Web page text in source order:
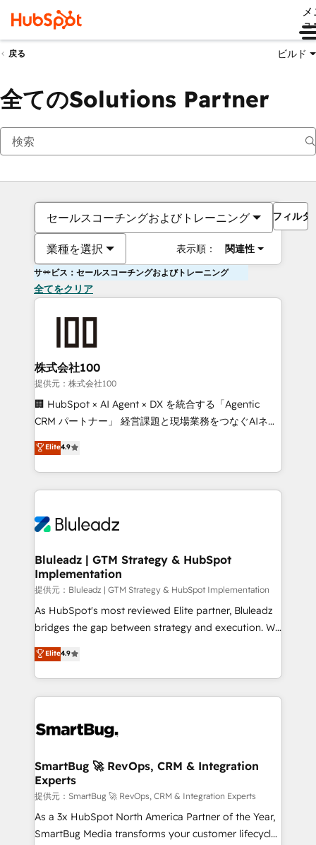
ュ
戻る ビルド
全てのSolutions Partner
セールスコーチングおよびトレーニング
業種を選択 表示順： 関連性
フィルタ
サービス：セールスコーチングおよびトレーニング
全てをクリア
株式会社100
提供元：株式会社100
🏢 HubSpot × AI Agent × DX を統合する「Agentic
CRM パートナー」 経営課題と現場業務をつなぐAIネイ
ティブ・エージェンシーとして、HubSpot Eliteの実装
力で顧客フロント業務を再設計します。 💡 100inc は何
をする会社か？ HubSpotを共通基盤に、AIエージェン
トを組み込んだ顧客フロント業務（マーケティング・営
ィブ・エージェンシーです。事業部・グループ会社・部
を、CRMを軸とした全社共通基盤に再構築します。意
思決定者・PMO・現場担当者に並走します。 1️⃣
HubSpot導入・活用支援 顧客データの一元化から、
GTMの見える化・自動化まで。全Hub統合運用、デー
タ品質設計、グループ横断のCRM統合に対応します。
の一部をAIが自律実行する組織への移行を設計・実装。
Breeze・Claude等をHubSpotと連携させ、役割定義・
革を、構想から実装・定着までPMOとして主導。「設
の統合・浸透・変革管理を実行します。 ▸ CMS戦略設
計・構築：リード獲得・CVR・SEOを前提にした情報設
計・導線設計・テンプレート設計をContent Hubで一体
提供。 ▸ 既存CRM・MAからの移行支援：Salesforce・
Marketo・Pardot等からの移行、カスタム設計、履歴
Elite4.9
Bluleadz | GTM Strategy & HubSpot
Implementation
提供元：Bluleadz | GTM Strategy & HubSpot Implementation
As HubSpot's most reviewed Elite partner, Bluleadz
bridges the gap between strategy and execution. We
don't just "set up tools" — we install the GTM
Operating System (GTM OS) to align your leadership
and engineer a portal that drives predictable
revenue velocity. 🚀 GTM Strategy & Alignment
stalling growth. Fix your ICP, Math, and Story to stop
Scalable Architecture: Zero-technical-debt setup
across all Hubs, validated by our 7 HubSpot
Accreditations. AI-Powered RevOps: Breeze AI,
custom AI agents, and high-integrity migrations for
total reporting clarity. Security & Compliance: SOC 2
Elite4.9
SmartBug 🚀 RevOps, CRM & Integration
Experts
提供元：SmartBug 🚀 RevOps, CRM & Integration Experts
As a 3x HubSpot North America Partner of the Year,
SmartBug Media transforms your customer lifecycle